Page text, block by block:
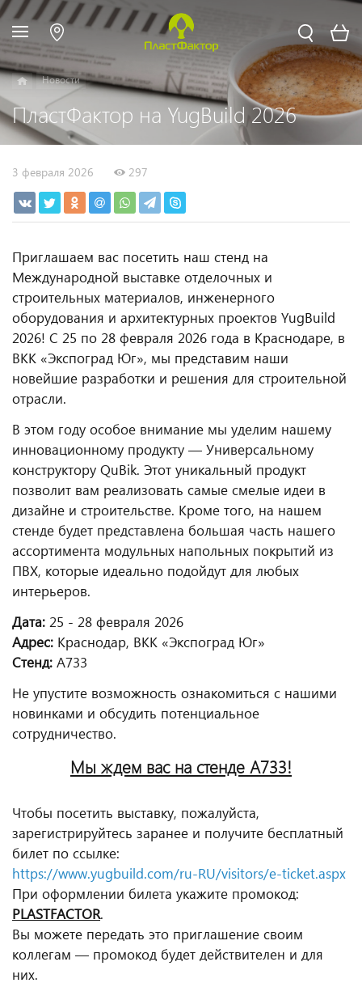
Новости
ПластФактор на YugBuild 2026
3 февраля 2026 297
Приглашаем вас посетить наш стенд на
Международной выставке отделочных и
строительных материалов, инженерного
оборудования и архитектурных проектов YugBuild
2026! С 25 по 28 февраля 2026 года в Краснодаре, в
ВКК «Экспоград Юг», мы представим наши
новейшие разработки и решения для строительной
отрасли.
В этом году особое внимание мы уделим нашему
инновационному продукту — Универсальному
конструктору QuBik. Этот уникальный продукт
позволит вам реализовать самые смелые идеи в
дизайне и строительстве. Кроме того, на нашем
стенде будет представлена большая часть нашего
ассортимента модульных напольных покрытий из
ПВХ, которые идеально подойдут для любых
интерьеров.
Дата: 25 - 28 февраля 2026
Адрес: Краснодар, ВКК «Экспоград Юг»
Стенд: A733
Не упустите возможность ознакомиться с нашими
новинками и обсудить потенциальное
сотрудничество.
Мы ждем вас на стенде A733!
Чтобы посетить выставку, пожалуйста,
зарегистрируйтесь заранее и получите бесплатный
билет по ссылке:
https://www.yugbuild.com/ru-RU/visitors/e-ticket.aspx
При оформлении билета укажите промокод:
PLASTFACTOR.
Вы можете передать это приглашение своим
коллегам — промокод будет действителен и для
них.